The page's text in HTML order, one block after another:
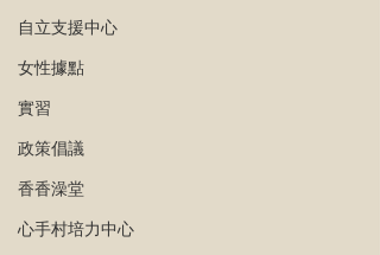
自立支援中心
女性據點
實習
政策倡議
香香澡堂
心手村培力中心